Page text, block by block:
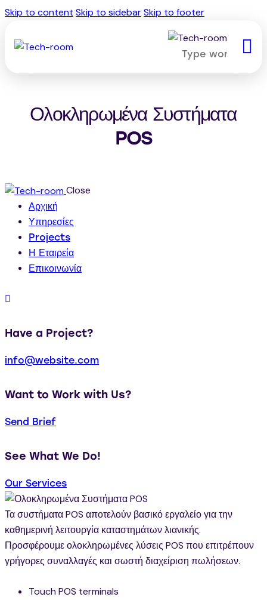
Skip to content Skip to sidebarSkip to footer
Ολοκληρωμένα Συστήματα
POS
Close
Αρχική
Υπηρεσίες
Projects
Η Εταιρεία
Επικοινωνία
Have a Project?
info@website.com
Want to Work with Us?
Send Brief
See What We Do!
Our Services
Τα συστήματα POS αποτελούν βασικό εργαλείο για την
καθημερινή λειτουργία καταστημάτων λιανικής.
Προσφέρουμε ολοκληρωμένες λύσεις POS που επιτρέπουν
γρήγορες συναλλαγές και σωστή διαχείριση πωλήσεων.
Touch POS terminals